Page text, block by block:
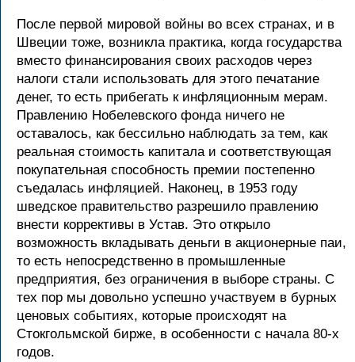
После первой мировой войны во всех странах, и в
Швеции тоже, возникла практика, когда государства
вместо финансирования своих расходов через
налоги стали использовать для этого печатание
денег, то есть прибегать к инфляционным мерам.
Правлению Нобелевского фонда ничего не
оставалось, как бессильно наблюдать за тем, как
реальная стоимость капитала и соответствующая
покупательная способность премии постепенно
съедалась инфляцией. Наконец, в 1953 году
шведское правительство разрешило правлению
внести коррективы в Устав. Это открыло
возможность вкладывать деньги в акционерные паи,
то есть непосредственно в промышленные
предприятия, без ограничения в выборе страны. С
тех пор мы довольно успешно участвуем в бурных
ценовых событиях, которые происходят на
Стокгольмской бирже, в особенности с начала 80-х
годов.